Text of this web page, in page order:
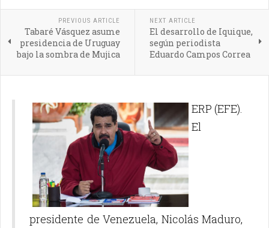
PREVIOUS ARTICLE
Tabaré Vásquez asume
presidencia de Uruguay
bajo la sombra de Mujica
NEXT ARTICLE
El desarrollo de Iquique,
según periodista
Eduardo Campos Correa
ERP (EFE).
El
presidente de Venezuela, Nicolás Maduro,